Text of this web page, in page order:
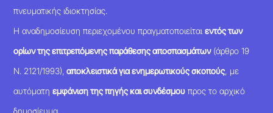
πνευματικής ιδιοκτησίας.
Η αναδημοσίευση περιεχομένου πραγματοποιείταιεντός των
ορίων της επιτρεπόμενης παράθεσης αποσπασμάτων(άρθρο 19
Ν. 2121/1993), αποκλειστικά για ενημερωτικούς σκοπούς , με
αυτόματηεμφάνιση της πηγής και συνδέσμου προς το αρχικό